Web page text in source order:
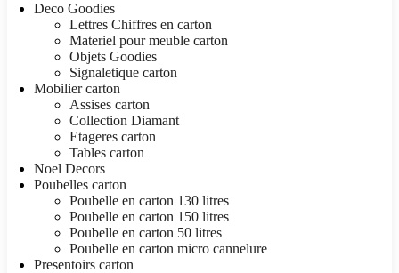
Deco Goodies
Lettres Chiffres en carton
Materiel pour meuble carton
Objets Goodies
Signaletique carton
Mobilier carton
Assises carton
Collection Diamant
Etageres carton
Tables carton
Noel Decors
Poubelles carton
Poubelle en carton 130 litres
Poubelle en carton 150 litres
Poubelle en carton 50 litres
Poubelle en carton micro cannelure
Presentoirs carton